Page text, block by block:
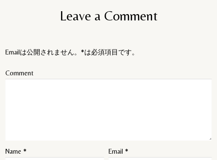
Leave a Comment
Emailは公開されません。*は必須項目です。
Comment
Name * Email *